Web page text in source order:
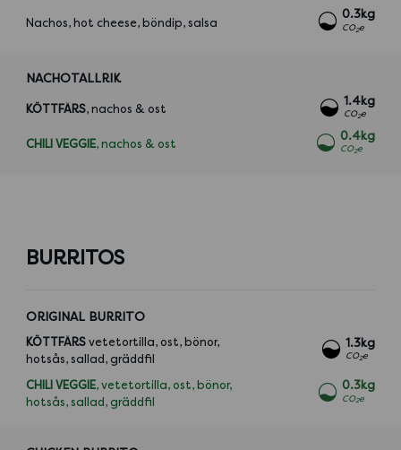
Nachos, hot cheese, böndip, salsa
0.3kg
CO2e
NACHOTALLRIK
KÖTTFÄRS, nachos & ost
1.4kg
CO2e
CHILI VEGGIE, nachos & ost
0.4kg
CO2e
BURRITOS
ORIGINAL BURRITO
KÖTTFÄRSvetetortilla, ost, bönor,
hotsås, sallad, gräddfil
1.3kg
CO2e
CHILI VEGGIE, vetetortilla, ost, bönor,
hotsås, sallad, gräddfil
0.3kg
CO2e